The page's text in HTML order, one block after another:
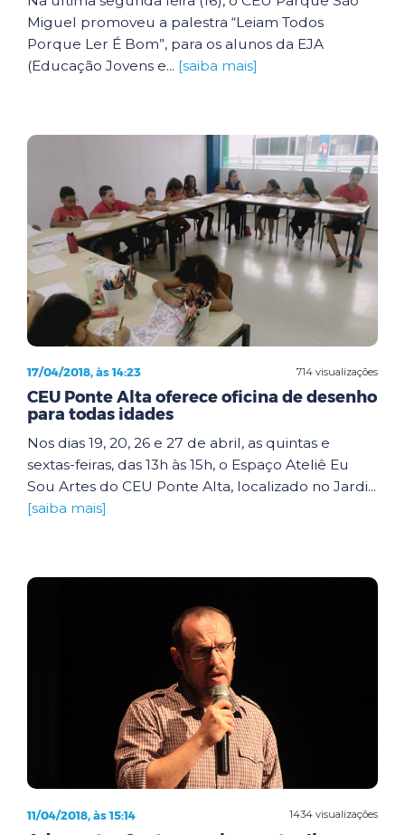
Miguel promoveu a palestra “Leiam Todos
Porque Ler É Bom”, para os alunos da EJA
(Educação Jovens e... [saiba mais]
714 visualizações
17/04/2018, às 14:23
CEU Ponte Alta oferece oficina de desenho
para todas idades
Nos dias 19, 20, 26 e 27 de abril, as quintas e
sextas-feiras, das 13h às 15h, o Espaço Ateliê Eu
Sou Artes do CEU Ponte Alta, localizado no Jardi...
[saiba mais]
1434 visualizações
11/04/2018, às 15:14